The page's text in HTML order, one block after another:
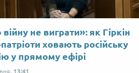
не виграти»: як Гіркін
ховають російську
у прямому ефірі
13:41